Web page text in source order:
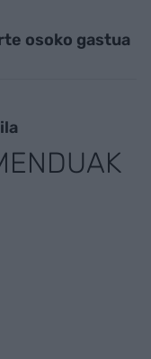
osoko gastua